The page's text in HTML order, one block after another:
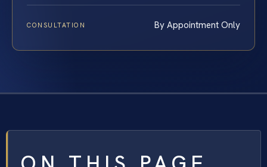
CONSULTATION By Appointment Only